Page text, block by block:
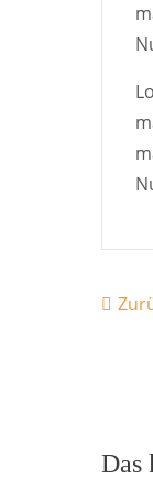
Das